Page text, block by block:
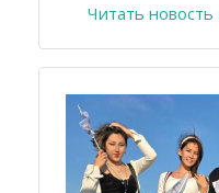
Читать новость